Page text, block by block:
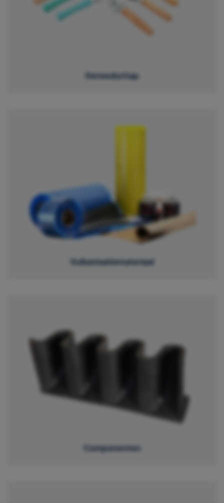
Gereedschap
Vulkanisatiemateriaal
Componenten